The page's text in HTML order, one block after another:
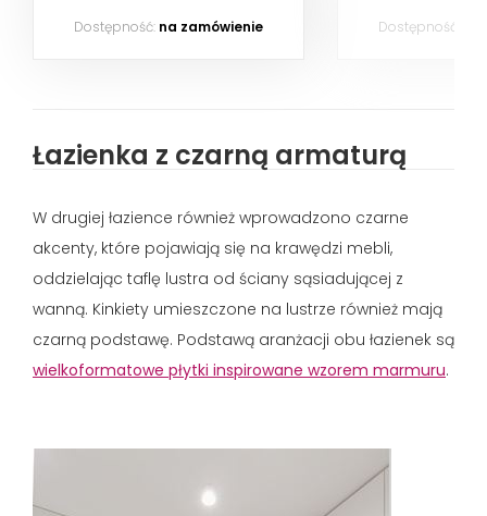
Dostępność: na zamówienie Dostępność:
Łazienka z czarną armaturą
W drugiej łazience również wprowadzono czarne
akcenty, które pojawiają się na krawędzi mebli,
oddzielając taflę lustra od ściany sąsiadującej z
wanną. Kinkiety umieszczone na lustrze również mają
czarną podstawę. Podstawą aranżacji obu łazienek są
wielkoformatowe płytki inspirowane wzorem marmuru.